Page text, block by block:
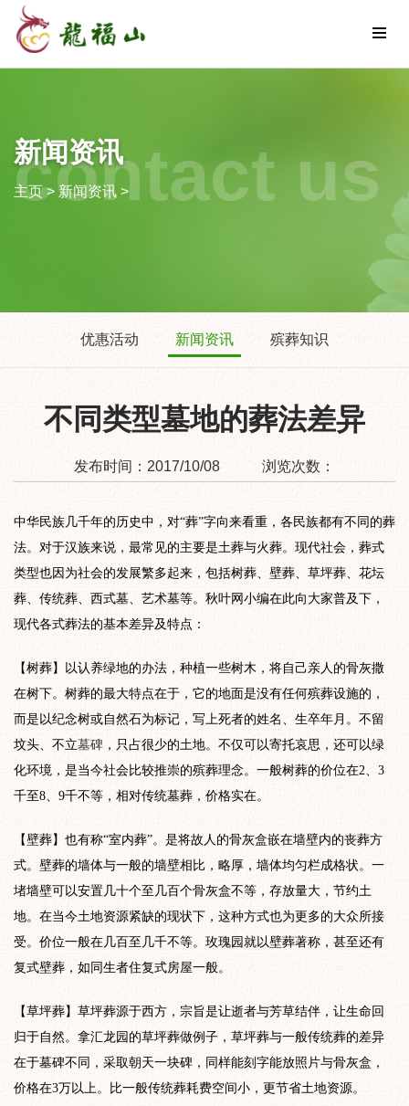
contact us
新闻资讯
主页> 新闻资讯 >
优惠活动 新闻资讯 殡葬知识
不同类型墓地的葬法差异
发布时间： 2017/10/08 浏览次数：
中华民族几千年的历史中，对“葬”字向来看重，各民族都有不同的葬
法。对于汉族来说，最常见的主要是土葬与火葬。现代社会，葬式
类型也因为社会的发展繁多起来，包括树葬、壁葬、草坪葬、花坛
葬、传统葬、西式墓、艺术墓等。秋叶网小编在此向大家普及下，
现代各式葬法的基本差异及特点：
【树葬】以认养绿地的办法，种植一些树木，将自己亲人的骨灰撒
在树下。树葬的最大特点在于，它的地面是没有任何殡葬设施的，
而是以纪念树或自然石为标记，写上死者的姓名、生卒年月。不留
坟头、不立墓碑 ，只占很少的土地。不仅可以寄托哀思，还可以绿
化环境，是当今社会比较推崇的殡葬理念。一般树葬的价位在2、3
千至8、9千不等，相对传统墓葬，价格实在。
【壁葬】也有称“室内葬”。是将故人的骨灰盒嵌在墙壁内的丧葬方
式。壁葬的墙体与一般的墙壁相比，略厚，墙体均匀栏成格状。一
堵墙壁可以安置几十个至几百个骨灰盒不等，存放量大，节约土
地。在当今土地资源紧缺的现状下，这种方式也为更多的大众所接
受。价位一般在几百至几千不等。玫瑰园就以壁葬著称，甚至还有
复式壁葬，如同生者住复式房屋一般。
【草坪葬】草坪葬源于西方，宗旨是让逝者与芳草结伴，让生命回
归于自然。拿汇龙园的草坪葬做例子，草坪葬与一般传统葬的差异
在于墓碑不同，采取朝天一块碑，同样能刻字能放照片与骨灰盒，
价格在3万以上。比一般传统葬耗费空间小，更节省土地资源。